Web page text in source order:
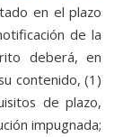
en el plazo
de la
deberá, en
contenido, (1)
de plazo,
impugnada;